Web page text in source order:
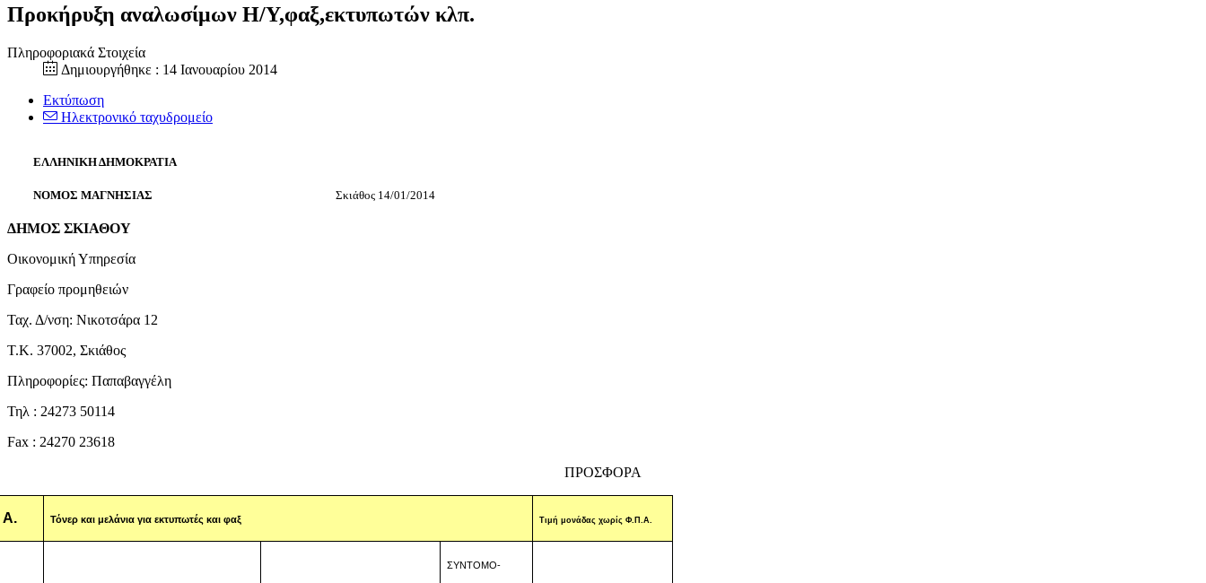
Προκήρυξη αναλωσίμων Η/Υ,φαξ,εκτυπωτών κλπ.
Πληροφοριακά Στοιχεία
Δημιουργήθηκε : 14 Ιανουαρίου 2014
Εκτύπωση
Ηλεκτρονικό ταχυδρομείο
ΕΛΛΗΝΙΚΗ ΔΗΜΟΚΡΑΤΙΑ
ΝΟΜΟΣ ΜΑΓΝΗΣΙΑΣ Σκιάθος 14/01 /2014
ΔΗΜΟΣ ΣΚΙΑΘΟΥ
Οικονομική Υπηρεσία
Γραφείο προμηθειών
Ταχ. Δ/νση: Νικοτσάρα 12
Τ.Κ. 37002, Σκιάθος
Πληροφορίες: Παπαβαγγέλη
Τηλ : 24273 50114
Fax : 24270 23618
ΠΡΟΣΦΟΡΑ
Α. Τόνερ και μελάνια για εκτυπωτές και φαξ Τιμή μονάδας χωρίς Φ.Π.Α.
ΣΥΝΤΟΜΟ-